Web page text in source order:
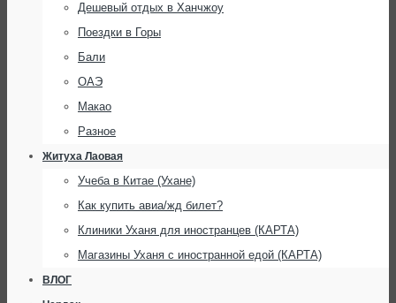
Дешевый отдых в Ханчжоу
Поездки в Горы
Бали
ОАЭ
Макао
Разное
Житуха Лаовая
Учеба в Китае (Ухане)
Как купить авиа/жд билет?
Клиники Уханя для иностранцев (КАРТА)
Магазины Уханя с иностранной едой (КАРТА)
ВЛОГ